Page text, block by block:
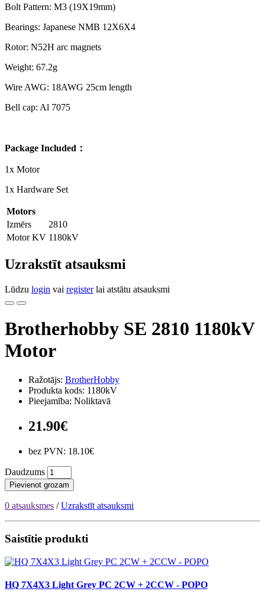
Bolt Pattern: M3 (19X19mm)
Bearings: Japanese NMB 12X6X4
Rotor: N52H arc magnets
Weight: 67.2g
Wire AWG: 18AWG 25cm length
Bell cap: Al 7075
Package Included：
1x Motor
1x Hardware Set
Motors
Izmērs
2810
Motor KV 1180kV
Uzrakstīt atsauksmi
Lūdzu login vai registerlai atstātu atsauksmi
Brotherhobby SE 2810 1180kV
Motor
Ražotājs: BrotherHobby
Produkta kods: 1180kV
Pieejamība: Noliktavā
21.90€
bez PVN: 18.10€
Daudzums
Pievienot grozam
0 atsauksmes /Uzrakstīt atsauksmi
Saistītie produkti
HQ 7X4X3 Light Grey PC 2CW + 2CCW - POPO